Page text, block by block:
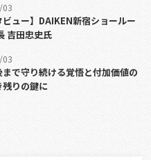
03
ビュー】DAIKEN新宿ショールー
吉田忠史氏
03
で守り続ける覚悟と付加価値の
残りの鍵に